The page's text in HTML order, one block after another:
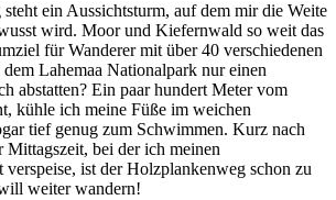
ein Aussichtsturm, auf dem mir die Weite
wird. Moor und Kiefernwald so weit das
für Wanderer mit über 40 verschiedenen
Lahemaa Nationalpark nur einen
abstatten? Ein paar hundert Meter vom
kühle ich meine Füße im weichen
tief genug zum Schwimmen. Kurz nach
Mittagszeit, bei der ich meinen
verspeise, ist der Holzplankenweg schon zu
weiter wandern!